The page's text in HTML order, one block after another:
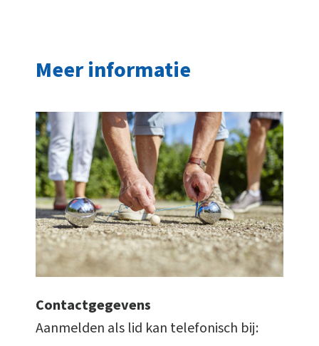
Meer informatie
Contactgegevens
Aanmelden als lid kan telefonisch bij: